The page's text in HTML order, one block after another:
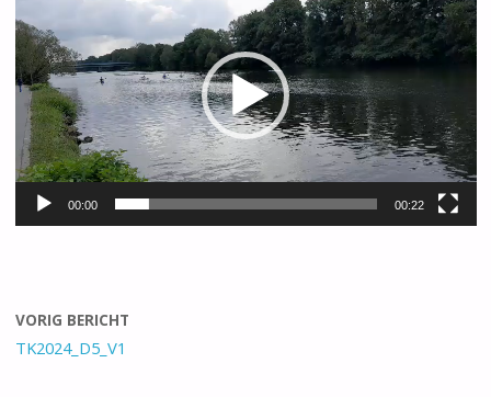
00:00 00:22
VORIG BERICHT
TK2024_D5_V1